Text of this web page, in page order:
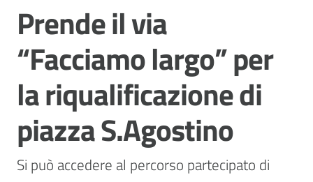
Amministrazione
Novità
Servizi
Vivere
Salta al contenuto
Prende il via
“Facciamo largo” per
la riqualificazione di
piazza S.Agostino
Si può accedere al percorso partecipato di